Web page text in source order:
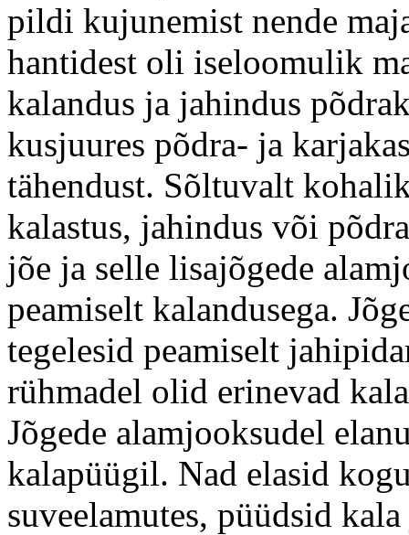
pildi kujunemist nende
hantidest oli iseloomulik
kalandus ja jahindus
kusjuures põdra- ja
tähendust. Sõltuvalt
kalastus, jahindus või
jõe ja selle lisajõgede
peamiselt kalandusega.
tegelesid peamiselt
rühmadel olid erinevad
Jõgede alamjooksudel
kalapüügil. Nad elasid
suveelamutes, püüdsid